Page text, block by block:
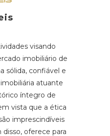
visando
imobiliário de
sólida, confiável e
atuante
íntegro de
vista que a ética
imprescindíveis
oferece para